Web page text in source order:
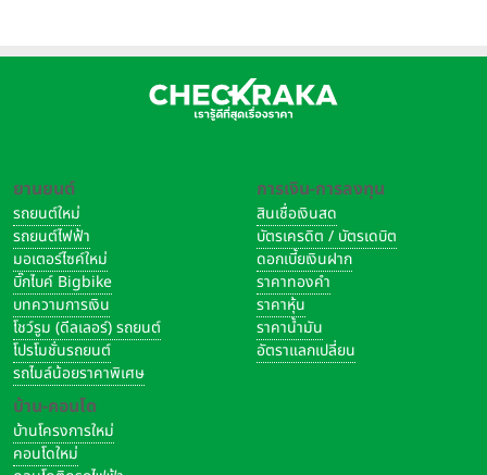
ยานยนต์
รถยนต์ใหม่
รถยนต์ไฟฟ้า
มอเตอร์ไซค์ใหม่
บิ๊กไบค์ Bigbike
บทความการเงิน
โชว์รูม (ดีลเลอร์) รถยนต์
โปรโมชั่นรถยนต์
รถไมล์น้อยราคาพิเศษ
บ้าน-คอนโด
บ้านโครงการใหม่
คอนโดใหม่
การเงิน-การลงทุน
สินเชื่อเงินสด
บัตรเครดิต / บัตรเดบิต
ดอกเบี้ยเงินฝาก
ราคาทองคำ
ราคาหุ้น
ราคาน้ำมัน
อัตราแลกเปลี่ยน